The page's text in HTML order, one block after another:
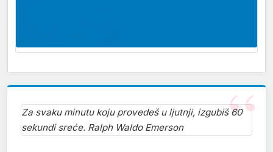
Za svaku minutu koju provedeš u ljutnji, izgubiš 60
sekundi sreće. Ralph Waldo Emerson